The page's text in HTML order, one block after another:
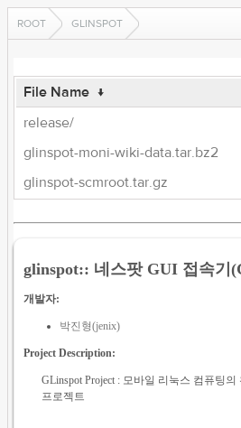
ROOT GLINSPOT
File Name ↓
release/
glinspot-moni-wiki-data.tar.bz2
glinspot-scmroot.tar.gz
glinspot:: 네스팟 GUI 접속기
개발자:
박진형(jenix)
Project Description:
GLinspot Project : 모바일 리눅스 컴퓨팅
프로젝트